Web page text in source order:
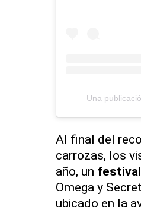
Una
Al final del
carrozas, los
año, un
Omega y
ubicado en la